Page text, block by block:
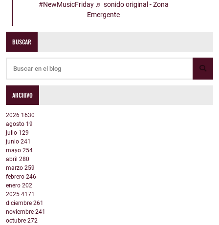
#NewMusicFriday ♬ sonido original - Zona
Emergente
BUSCAR
ARCHIVO
2026 1630
agosto 19
julio 129
junio 241
mayo 254
abril 280
marzo 259
febrero 246
enero 202
2025 4171
diciembre 261
noviembre 241
octubre 272